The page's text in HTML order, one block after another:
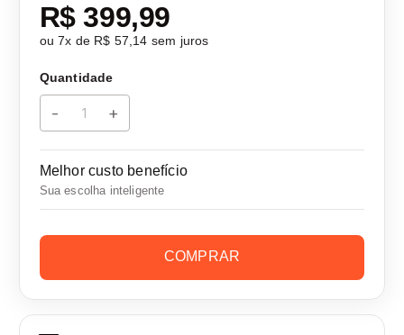
R$ 399,99
ou7x de R$ 57,14 sem juros
Quantidade
- +
Melhor custo benefício
Sua escolha inteligente
COMPRAR